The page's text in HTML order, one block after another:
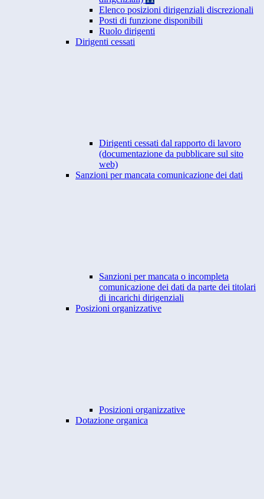
Elenco posizioni dirigenziali discrezionali
Posti di funzione disponibili
Ruolo dirigenti
Dirigenti cessati
Dirigenti cessati dal rapporto di lavoro
(documentazione da pubblicare sul sito
web)
Sanzioni per mancata comunicazione dei dati
Sanzioni per mancata o incompleta
comunicazione dei dati da parte dei titolari
di incarichi dirigenziali
Posizioni organizzative
Posizioni organizzative
Dotazione organica